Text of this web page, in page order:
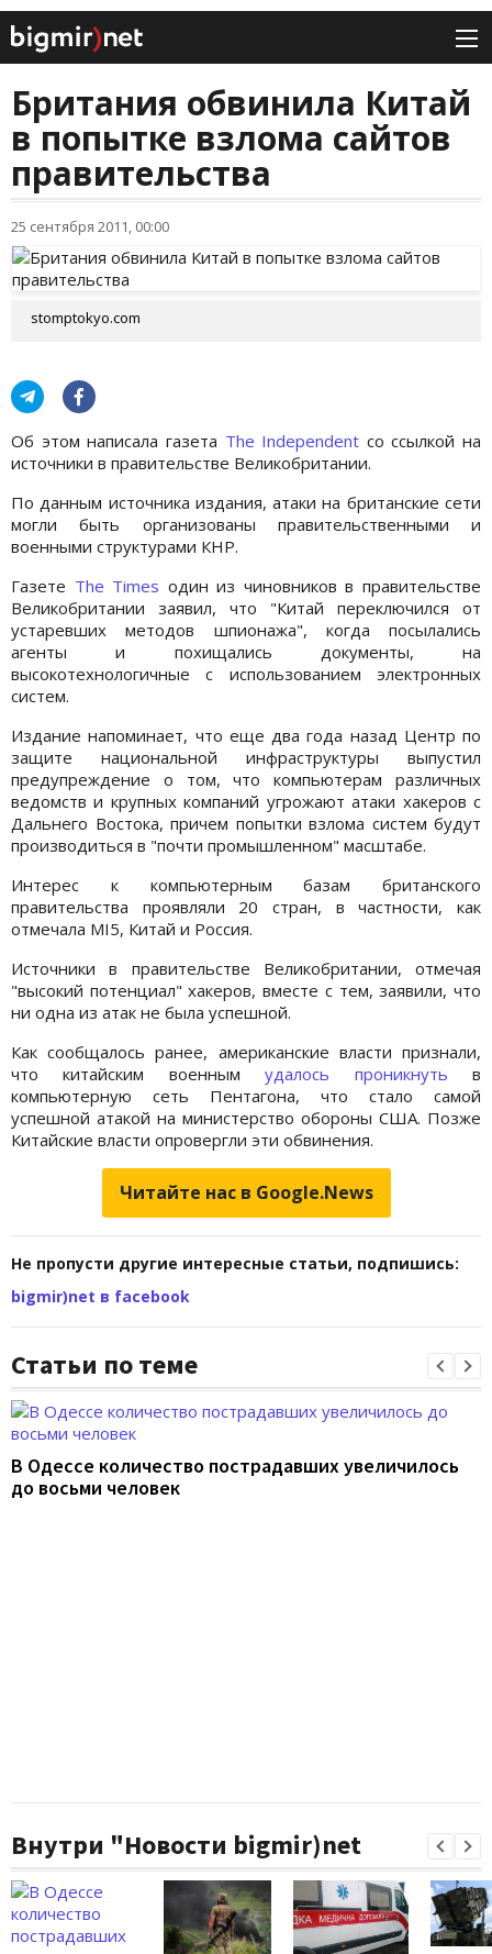
Британия обвинила Китай
в попытке взлома сайтов
правительства
25 сентября 2011, 00:00
stomptokyo.com
Об этом написала газета The Independent со ссылкой на
источники в правительстве Великобритании.
По данным источника издания, атаки на британские сети
могли быть организованы правительственными и
военными структурами КНР.
Газете The Times один из чиновников в правительстве
Великобритании заявил, что "Китай переключился от
устаревших методов шпионажа", когда посылались
агенты и похищались документы, на
высокотехнологичные с использованием электронных
систем.
Издание напоминает, что еще два года назад Центр по
защите национальной инфраструктуры выпустил
предупреждение о том, что компьютерам различных
ведомств и крупных компаний угрожают атаки хакеров с
Дальнего Востока, причем попытки взлома систем будут
производиться в "почти промышленном" масштабе.
Интерес к компьютерным базам британского
правительства проявляли 20 стран, в частности, как
отмечала MI5, Китай и Россия.
Источники в правительстве Великобритании, отмечая
"высокий потенциал" хакеров, вместе с тем, заявили, что
ни одна из атак не была успешной.
Как сообщалось ранее, американские власти признали,
что китайским военнымудалось проникнуть в
компьютерную сеть Пентагона, что стало самой
успешной атакой на министерство обороны США. Позже
Китайские власти опровергли эти обвинения.
Читайте нас в Google.News
Не пропусти другие интересные статьи, подпишись:
bigmir)net в facebook
Статьи по теме
В Одессе количество пострадавших увеличилось
до восьми человек
Внутри "Новости bigmir)net